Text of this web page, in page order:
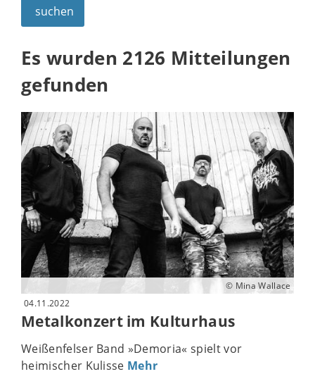
suchen
Es wurden 2126 Mitteilungen
gefunden
© Mina Wallace
04.11.2022
Metalkonzert im Kulturhaus
Weißenfelser Band »Demoria« spielt vor
heimischer Kulisse Mehr